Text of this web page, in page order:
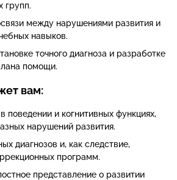
групп.
между нарушениями развития и
навыков.
точного диагноза и разработке
помощи.
вам:
поведении и когнитивных функциях,
нарушений развития.
диагнозов и, как следствие,
программ.
представление о развитии